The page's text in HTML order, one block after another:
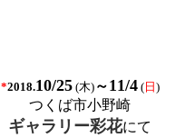
*2018.10/25(木)～11/4 (日 )
つくば市小野崎
ギャラリー彩花にて